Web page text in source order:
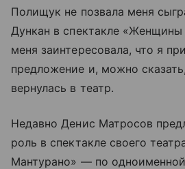
Полищук не позвала меня
Дункан в спектакле «Женщины
меня заинтересовала, что я
предложение и, можно
вернулась в театр.
Недавно Денис Матросов
роль в спектакле своего
Мантурано» — по